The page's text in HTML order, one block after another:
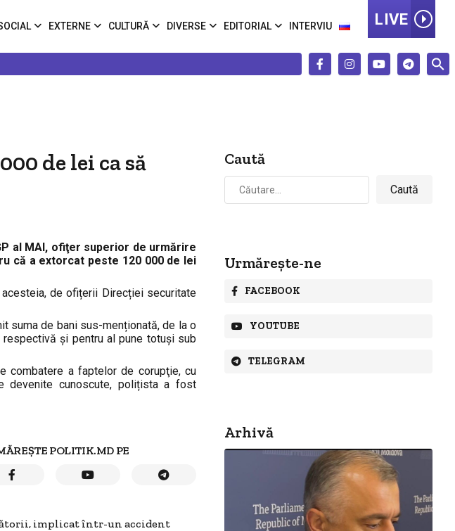
EXTERNE CULTURĂ DIVERSE EDITORIAL INTERVIU LIVE
de lei ca să
al MAI, ofiţer superior de urmărire
că a extorcat peste 120 000 de lei
de ofițerii Direcției securitate
suma de bani sus-menționată, de la o
și pentru al pune totuși sub
combatere a faptelor de corupţie, cu
devenite cunoscute, polițista a fost
POLITIK.MD PE
implicat într-un accident
Caută
Caută
după:
Urmărește-ne
FACEBOOK
YOUTUBE
TELEGRAM
Arhivă